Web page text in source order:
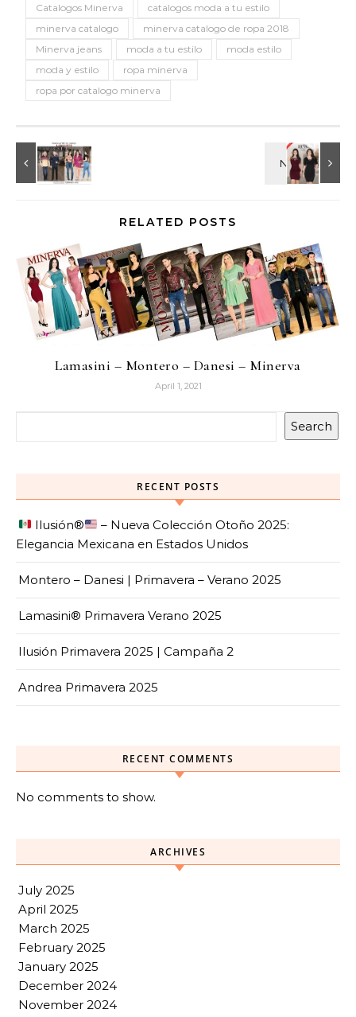
Catalogos Minerva
catalogos moda a tu estilo
minerva catalogo
minerva catalogo de ropa 2018
Minerva jeans
moda a tu estilo
moda estilo
moda y estilo
ropa minerva
ropa por catalogo minerva
RELATED POSTS
Lamasini – Montero – Danesi – Minerva
April 1, 2021
Search
RECENT POSTS
Ilusión®️
– Nueva Colección Otoño 2025:
Elegancia Mexicana en Estados Unidos
Montero – Danesi | Primavera – Verano 2025
Lamasini® Primavera Verano 2025
Ilusión Primavera 2025 | Campaña 2
Andrea Primavera 2025
RECENT COMMENTS
No comments to show.
ARCHIVES
July 2025
April 2025
March 2025
February 2025
January 2025
December 2024
November 2024